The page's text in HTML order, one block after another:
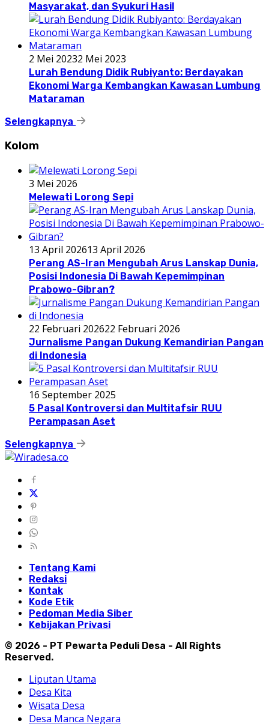
Masyarakat, dan Syukuri Hasil
2 Mei 20232 Mei 2023
Lurah Bendung Didik Rubiyanto: Berdayakan
Ekonomi Warga Kembangkan Kawasan Lumbung
Mataraman
Selengkapnya
Kolom
3 Mei 2026
Melewati Lorong Sepi
13 April 202613 April 2026
Perang AS-Iran Mengubah Arus Lanskap Dunia,
Posisi Indonesia Di Bawah Kepemimpinan
Prabowo-Gibran?
22 Februari 202622 Februari 2026
Jurnalisme Pangan Dukung Kemandirian Pangan
di Indonesia
16 September 2025
5 Pasal Kontroversi dan Multitafsir RUU
Perampasan Aset
Selengkapnya
Tentang Kami
Redaksi
Kontak
Kode Etik
Pedoman Media Siber
Kebijakan Privasi
© 2026 - PT Pewarta Peduli Desa - All Rights
Reserved.
Liputan Utama
Desa Kita
Wisata Desa
Desa Manca Negara